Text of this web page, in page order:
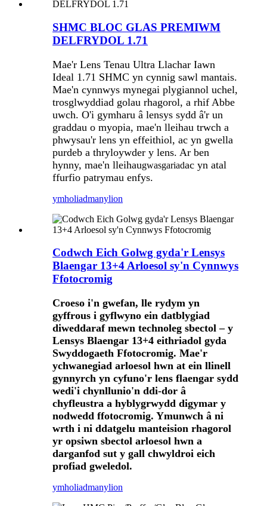
SHMC BLOC GLAS PREMIWM
DELFRYDOL 1.71
Mae'r Lens Tenau Ultra Llachar Iawn
Ideal 1.71 SHMC yn cynnig sawl mantais.
Mae'n cynnwys mynegai plygiannol uchel,
trosglwyddiad golau rhagorol, a rhif Abbe
uwch. O'i gymharu â lensys sydd â'r un
graddau o myopia, mae'n lleihau trwch a
phwysau'r lens yn effeithiol, ac yn gwella
purdeb a thryloywder y lens. Ar ben
hynny, mae'n lleihaugwasgariadac yn atal
ffurfio patrymau enfys.
ymholiadmanylion
Codwch Eich Golwg gyda'r Lensys
Blaengar 13+4 Arloesol sy'n Cynnwys
Ffotocromig
Croeso i'n gwefan, lle rydym yn
gyffrous i gyflwyno ein datblygiad
diweddaraf mewn technoleg sbectol – y
Lensys Blaengar 13+4 eithriadol gyda
Swyddogaeth Ffotocromig. Mae'r
ychwanegiad arloesol hwn at ein llinell
gynnyrch yn cyfuno'r lens flaengar sydd
wedi'i chynllunio'n ddi-dor â
chyfleustra a hyblygrwydd digymar y
nodwedd ffotocromig. Ymunwch â ni
wrth i ni ddatgelu manteision rhagorol
yr opsiwn sbectol arloesol hwn a
darganfod sut y gall chwyldroi eich
profiad gweledol.
ymholiadmanylion